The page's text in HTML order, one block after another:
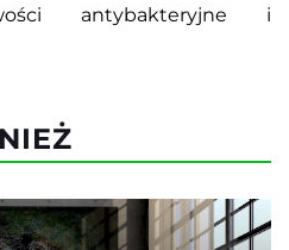
antybakteryjne i